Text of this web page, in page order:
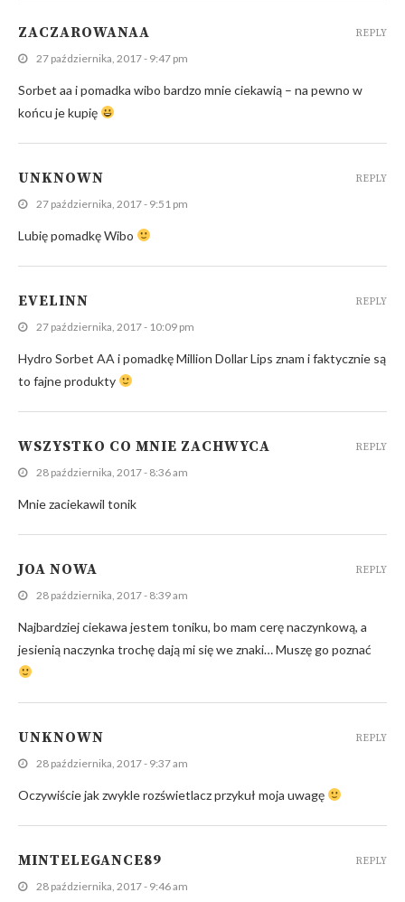
ZACZAROWANAA
27 października, 2017 - 9:47 pm
Sorbet aa i pomadka wibo bardzo mnie ciekawią – na pewno w
końcu je kupię
REPLY
UNKNOWN
27 października, 2017 - 9:51 pm
Lubię pomadkę Wibo
REPLY
EVELINN
27 października, 2017 - 10:09 pm
Hydro Sorbet AA i pomadkę Million Dollar Lips znam i faktycznie są
to fajne produkty
REPLY
WSZYSTKO CO MNIE ZACHWYCA
28 października, 2017 - 8:36 am
Mnie zaciekawil tonik
REPLY
JOA NOWA
28 października, 2017 - 8:39 am
Najbardziej ciekawa jestem toniku, bo mam cerę naczynkową, a
jesienią naczynka trochę dają mi się we znaki… Muszę go poznać
REPLY
UNKNOWN
28 października, 2017 - 9:37 am
Oczywiście jak zwykle rozświetlacz przykuł moja uwagę
REPLY
MINTELEGANCE89
28 października, 2017 - 9:46 am
REPLY